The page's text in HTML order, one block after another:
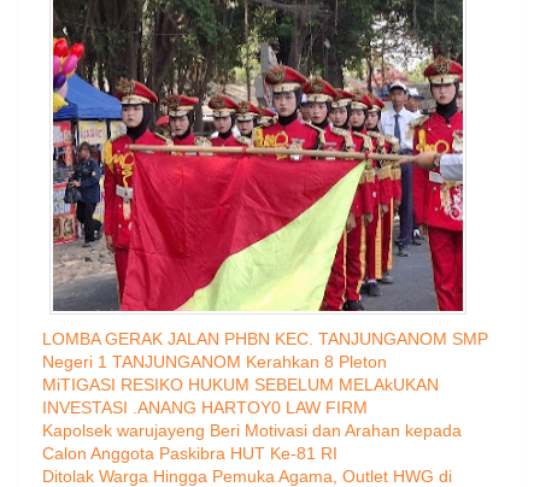
LOMBA GERAK JALAN PHBN KEC. TANJUNGANOM SMP
Negeri 1 TANJUNGANOM Kerahkan 8 Pleton
MiTIGASI RESIKO HUKUM SEBELUM MELAkUKAN
INVESTASI .ANANG HARTOY0 LAW FIRM
Kapolsek warujayeng Beri Motivasi dan Arahan kepada
Calon Anggota Paskibra HUT Ke-81 RI
Ditolak Warga Hingga Pemuka Agama, Outlet HWG di